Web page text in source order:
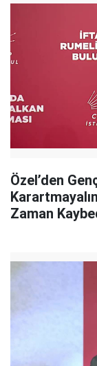
Özel’den
Zaman